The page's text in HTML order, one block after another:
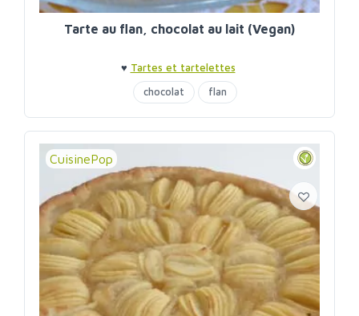
Tarte au flan, chocolat au lait (Vegan)
♥ Tartes et tartelettes
chocolat
flan
CuisinePop